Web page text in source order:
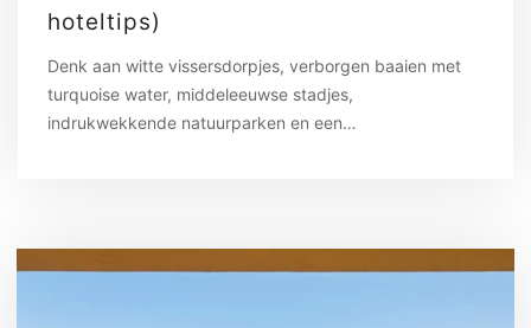
hoteltips)
Denk aan witte vissersdorpjes, verborgen baaien met
turquoise water, middeleeuwse stadjes,
indrukwekkende natuurparken en een…